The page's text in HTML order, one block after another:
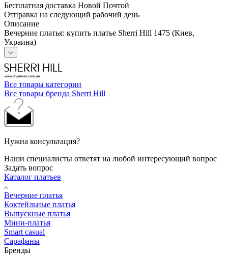
Бесплатная доставка Новой Почтой
Отправка на следующий рабочий день
Описание
Вечерние платья: купить платье Sherri Hill 1475 (Киев,
Украина)
Все товары категории
Все товары бренда Sherri Hill
Нужна консультация?
Наши специалисты ответят на любой интересующий вопрос
Задать вопрос
Каталог платьев
Вечерние платья
Коктейльные платья
Выпускные платья
Мини-платья
Smart casual
Сарафаны
Бренды